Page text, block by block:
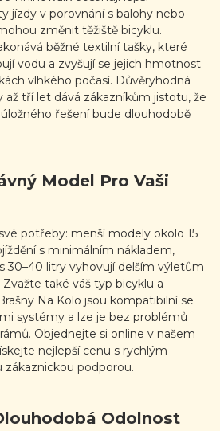
jízdy v porovnání s balohy nebo
změnit těžiště bicyklu.
běžné textilní tašky, které
vodu a zvyšují se jejich hmotnost
vlhkého počasí. Důvěryhodná
až tří let dává zákazníkům jistotu, že
řešení bude dlouhodobě
Model Pro Vaši
potřeby: menší modely okolo 15
s minimálním nákladem,
30–40 litry vyhovují delším výletům
také váš typ bicyklu a
Na Kolo jsou kompatibilní se
systémy a lze je bez problémů
Objednejte si online v našem
nejlepší cenu s rychlým
podporou.
Odolnost